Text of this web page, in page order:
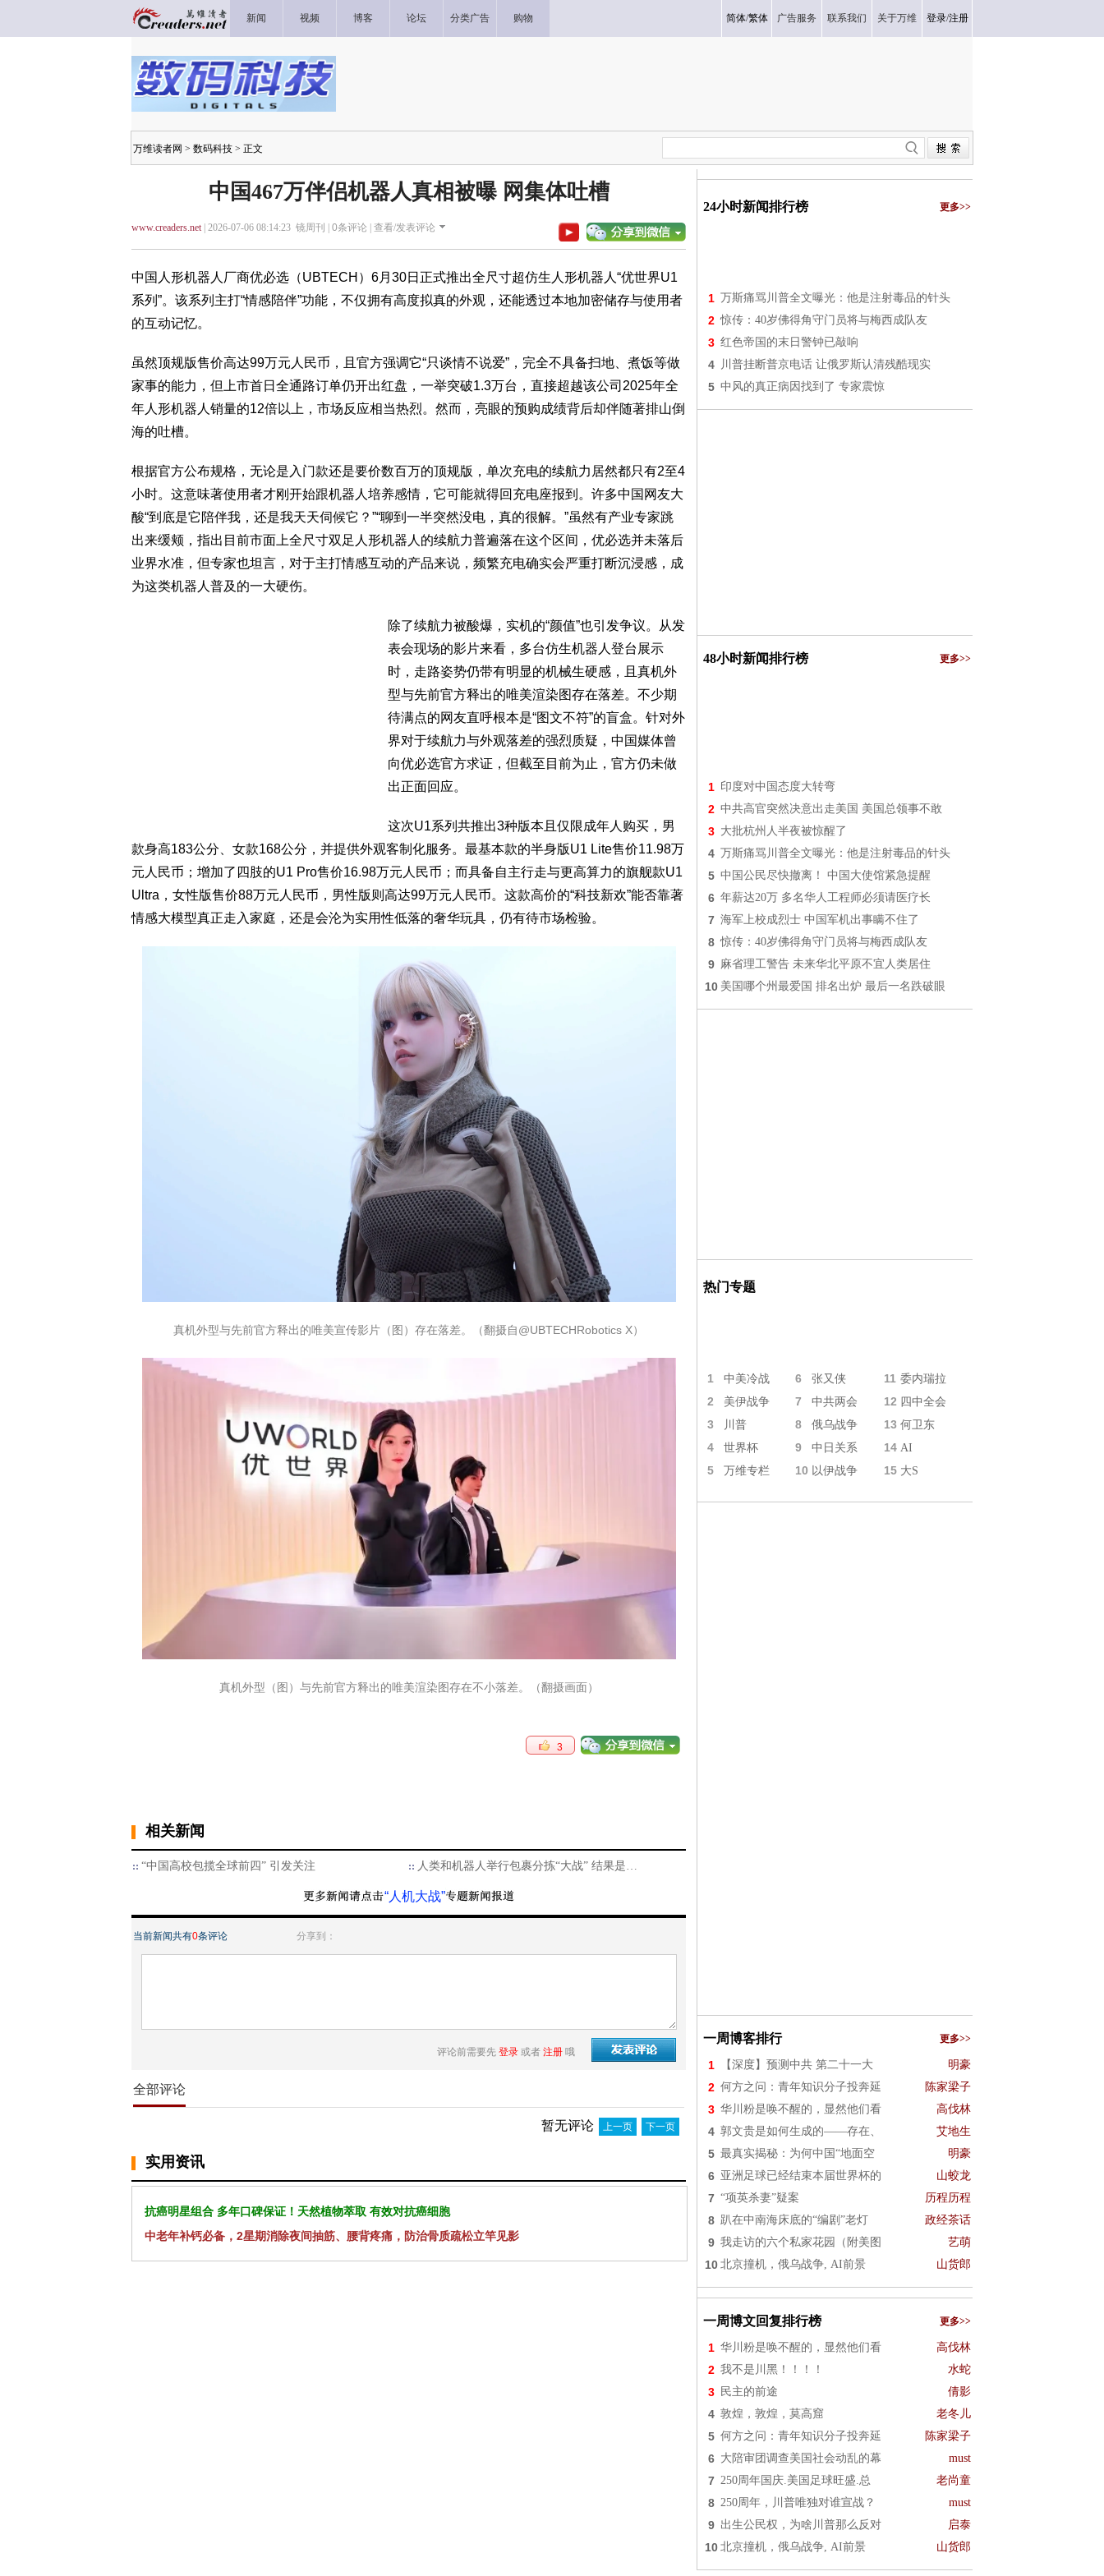
新闻 视频 博客 论坛 分类广告 购物 简体/繁体 广告服务 联系我们 关于万维 登录/注册
万维读者网 > 数码科技 > 正文
中国467万伴侣机器人真相被曝 网集体吐槽
www.creaders.net| 2026-07-06 08:14:23 镜周刊 | 0条评论 | 查看/发表评论
中国人形机器人厂商优必选（UBTECH）6月30日正式推出全尺寸超仿生人形机器人“优世界U1
系列”。该系列主打“情感陪伴”功能，不仅拥有高度拟真的外观，还能透过本地加密储存与使用者
的互动记忆。
虽然顶规版售价高达99万元人民币，且官方强调它“只谈情不说爱”，完全不具备扫地、煮饭等做
家事的能力，但上市首日全通路订单仍开出红盘，一举突破1.3万台，直接超越该公司2025年全
年人形机器人销量的12倍以上，市场反应相当热烈。然而，亮眼的预购成绩背后却伴随著排山倒
海的吐槽。
根据官方公布规格，无论是入门款还是要价数百万的顶规版，单次充电的续航力居然都只有2至4
小时。这意味著使用者才刚开始跟机器人培养感情，它可能就得回充电座报到。许多中国网友大
酸“到底是它陪伴我，还是我天天伺候它？”“聊到一半突然没电，真的很解。”虽然有产业专家跳
出来缓颊，指出目前市面上全尺寸双足人形机器人的续航力普遍落在这个区间，优必选并未落后
业界水准，但专家也坦言，对于主打情感互动的产品来说，频繁充电确实会严重打断沉浸感，成
为这类机器人普及的一大硬伤。
除了续航力被酸爆，实机的“颜值”也引发争议。从发
表会现场的影片来看，多台仿生机器人登台展示
时，走路姿势仍带有明显的机械生硬感，且真机外
型与先前官方释出的唯美渲染图存在落差。不少期
待满点的网友直呼根本是“图文不符”的盲盒。针对外
界对于续航力与外观落差的强烈质疑，中国媒体曾
向优必选官方求证，但截至目前为止，官方仍未做
出正面回应。
这次U1系列共推出3种版本且仅限成年人购买，男
款身高183公分、女款168公分，并提供外观客制化服务。最基本款的半身版U1 Lite售价11.98万
元人民币；增加了四肢的U1 Pro售价16.98万元人民币；而具备自主行走与更高算力的旗舰款U1
Ultra，女性版售价88万元人民币，男性版则高达99万元人民币。这款高价的“科技新欢”能否靠著
情感大模型真正走入家庭，还是会沦为实用性低落的奢华玩具，仍有待市场检验。
真机外型与先前官方释出的唯美宣传影片（图）存在落差。（翻摄自@UBTECHRobotics X）
真机外型（图）与先前官方释出的唯美渲染图存在不小落差。（翻摄画面）
3
相关新闻
“中国高校包揽全球前四” 引发关注 人类和机器人举行包裹分拣“大战” 结果是…
“人机大战”
当前新闻共有0条评论 分享到：
评论前需要先 登录 或者 注册 哦
全部评论
暂无评论 上一页 下一页
实用资讯
抗癌明星组合 多年口碑保证！天然植物萃取 有效对抗癌细胞
中老年补钙必备，2星期消除夜间抽筋、腰背疼痛，防治骨质疏松立竿见影
24小时新闻排行榜 更多>>
1 万斯痛骂川普全文曝光：他是注射毒品的针头
2 惊传：40岁佛得角守门员将与梅西成队友
3 红色帝国的末日警钟已敲响
4 川普挂断普京电话 让俄罗斯认清残酷现实
5 中风的真正病因找到了 专家震惊
48小时新闻排行榜 更多>>
1 印度对中国态度大转弯
2 中共高官突然决意出走美国 美国总领事不敢
3 大批杭州人半夜被惊醒了
4 万斯痛骂川普全文曝光：他是注射毒品的针头
5 中国公民尽快撤离！ 中国大使馆紧急提醒
6 年薪达20万 多名华人工程师必须请医疗长
7 海军上校成烈士 中国军机出事瞒不住了
8 惊传：40岁佛得角守门员将与梅西成队友
9 麻省理工警告 未来华北平原不宜人类居住
10 美国哪个州最爱国 排名出炉 最后一名跌破眼
热门专题
1 中美冷战 6 张又侠 11 委内瑞拉
2 美伊战争 7 中共两会 12 四中全会
3 川普 8 俄乌战争 13 何卫东
4 世界杯 9 中日关系 14 AI
5 万维专栏 10 以伊战争 15 大S
一周博客排行 更多>>
1 【深度】预测中共 第二十一大 明豪
2 何方之问：青年知识分子投奔延 陈家梁子
3 华川粉是唤不醒的，显然他们看 高伐林
4 郭文贵是如何生成的——存在、 艾地生
5 最真实揭秘：为何中国“地面空 明豪
6 亚洲足球已经结束本届世界杯的 山蛟龙
7 “项英杀妻”疑案 历程历程
8 趴在中南海床底的“编剧”老灯 政经茶话
9 我走访的六个私家花园（附美图 艺萌
10 北京撞机，俄乌战争, AI前景 山货郎
一周博文回复排行榜 更多>>
1 华川粉是唤不醒的，显然他们看 高伐林
2 我不是川黑！！！！ 水蛇
3 民主的前途 倩影
4 敦煌，敦煌，莫高窟 老冬儿
5 何方之问：青年知识分子投奔延 陈家梁子
6 大陪审团调查美国社会动乱的幕 must
7 250周年国庆.美国足球旺盛.总 老尚童
8 250周年，川普唯独对谁宣战？ must
9 出生公民权，为啥川普那么反对 启泰
10 北京撞机，俄乌战争, AI前景 山货郎